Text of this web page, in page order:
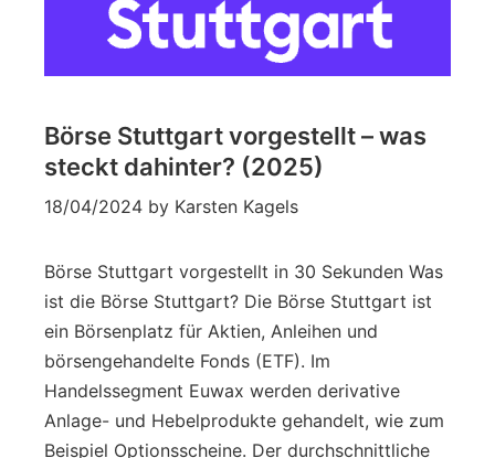
Börse Stuttgart vorgestellt – was
steckt dahinter? (2025)
18/04/2024 by Karsten Kagels
Börse Stuttgart vorgestellt in 30 Sekunden Was
ist die Börse Stuttgart? Die Börse Stuttgart ist
ein Börsenplatz für Aktien, Anleihen und
börsengehandelte Fonds (ETF). Im
Handelssegment Euwax werden derivative
Anlage- und Hebelprodukte gehandelt, wie zum
Beispiel Optionsscheine. Der durchschnittliche